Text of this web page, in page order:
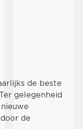
de beste
gelegenheid
de